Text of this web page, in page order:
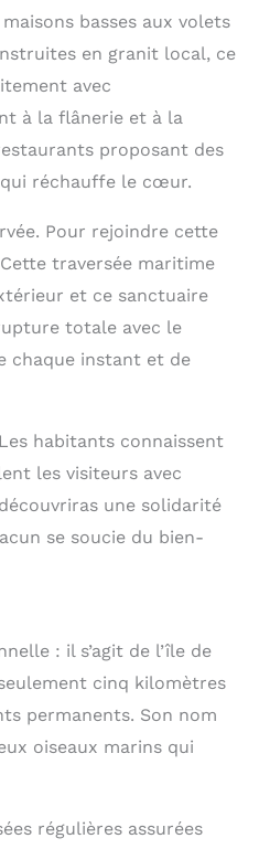
basses aux volets
en granit local, ce
avec
à la flânerie et à la
proposant des
réchauffe le cœur.
Pour rejoindre cette
traversée maritime
et ce sanctuaire
totale avec le
chaque instant et de
habitants connaissent
les visiteurs avec
une solidarité
se soucie du bien-
: il s’agit de l’île de
cinq kilomètres
permanents. Son nom
oiseaux marins qui
régulières assurées